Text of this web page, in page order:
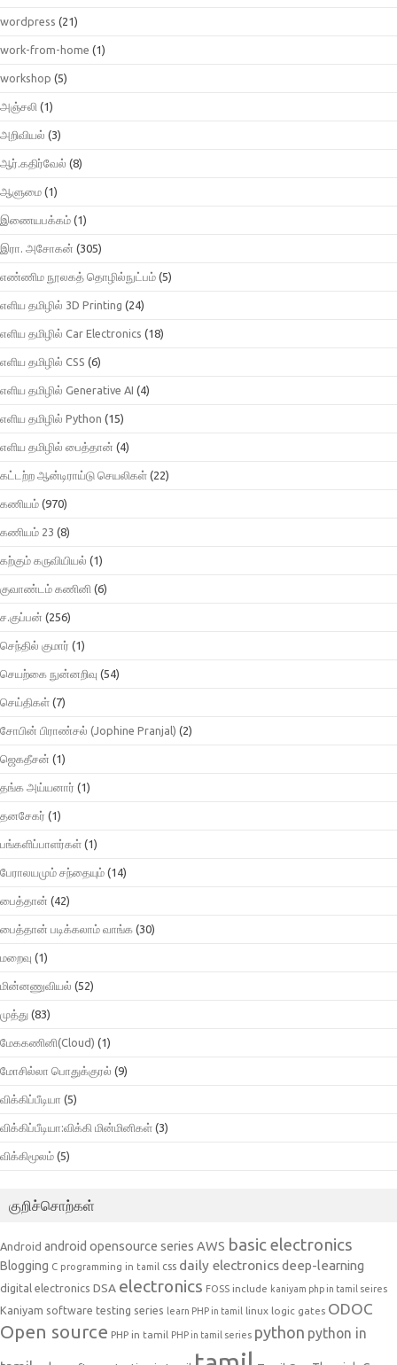
wordpress (21)
work-from-home (1)
workshop (5)
அஞ்சலி (1)
அறிவியல் (3)
ஆர்.கதிர்வேல் (8)
ஆளுமை (1)
இணையபக்கம் (1)
இரா. அசோகன் (305)
எண்ணிம நூலகத் தொழில்நுட்பம் (5)
எளிய தமிழில் 3D Printing (24)
எளிய தமிழில் Car Electronics (18)
எளிய தமிழில் CSS (6)
எளிய தமிழில் Generative AI (4)
எளிய தமிழில் Python (15)
எளிய தமிழில் பைத்தான் (4)
கட்டற்ற ஆன்டிராய்டு செயலிகள் (22)
கணியம் (970)
கணியம் 23 (8)
கற்கும் கருவியியல் (1)
குவாண்டம் கணினி (6)
ச.குப்பன் (256)
செந்தில் குமார் (1)
செயற்கை நுன்னறிவு (54)
செய்திகள் (7)
சோபின் பிராண்சல் (Jophine Pranjal) (2)
ஜெகதீசன் (1)
தங்க அய்யனார் (1)
தனசேகர் (1)
பங்களிப்பாளர்கள் (1)
பேராலயமும் சந்தையும் (14)
பைத்தான் (42)
பைத்தான் படிக்கலாம் வாங்க (30)
மறைவு (1)
மின்னணுவியல் (52)
முத்து (83)
மேககணினி(Cloud) (1)
மோசில்லா பொதுக்குரல் (9)
விக்கிப்பீடியா (5)
விக்கிப்பீடியா:விக்கி மின்மினிகள் (3)
விக்கிமூலம் (5)
குறிச்சொற்கள்
Android android opensource series AWS basic electronics
Blogging C programming in tamil css daily electronicsdeep-learning
digital electronics DSA electronics FOSS include kaniyam php in tamil seires
Kaniyam software testing series learn PHP in tamil linux logic gates ODOC
Open source PHP in tamil PHP in tamil series python python in